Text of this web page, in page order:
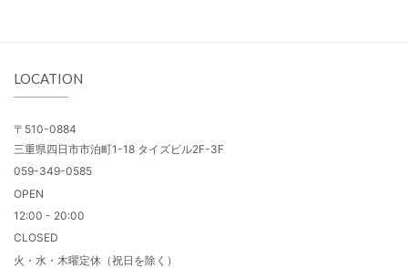
LOCATION
〒510-0884
三重県四日市市泊町1-18 タイズビル2F-3F
059-349-0585
OPEN
12:00 - 20:00
CLOSED
火・水・木曜定休（祝日を除く）